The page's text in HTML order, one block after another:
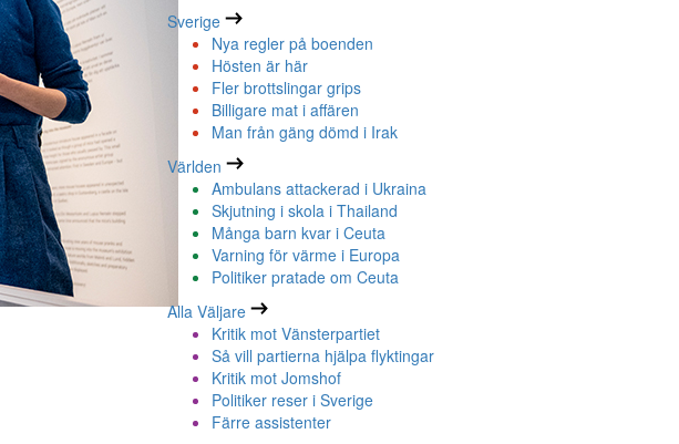
Sverige
Nya regler på boenden
Hösten är här
Fler brottslingar grips
Billigare mat i affären
Man från gäng dömd i Irak
Världen
Ambulans attackerad i Ukraina
Skjutning i skola i Thailand
Många barn kvar i Ceuta
Varning för värme i Europa
Politiker pratade om Ceuta
Alla Väljare
Kritik mot Vänsterpartiet
Så vill partierna hjälpa flyktingar
Kritik mot Jomshof
Politiker reser i Sverige
Färre assistenter